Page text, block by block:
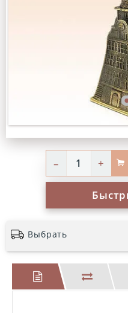
– +
Выбрать